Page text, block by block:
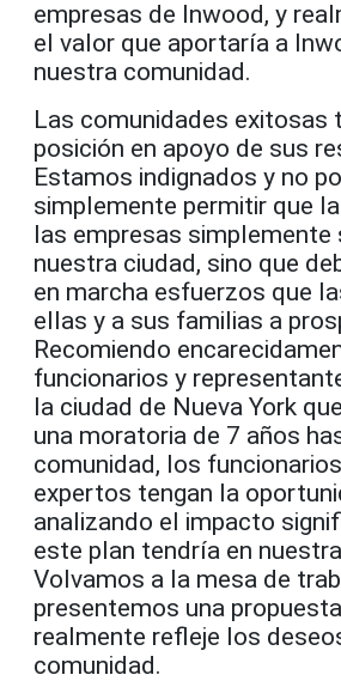
empresas de Inwood, y
el valor que aportaría a
nuestra comunidad.
Las comunidades exitosas
posición en apoyo de sus
Estamos indignados y no
simplemente permitir que
las empresas simplemente
nuestra ciudad, sino que
en marcha esfuerzos que
ellas y a sus familias a
Recomiendo
funcionarios y
la ciudad de Nueva York
una moratoria de 7 años
comunidad, los
expertos tengan la
analizando el impacto
este plan tendría en
Volvamos a la mesa de
presentemos una
realmente refleje los
comunidad.